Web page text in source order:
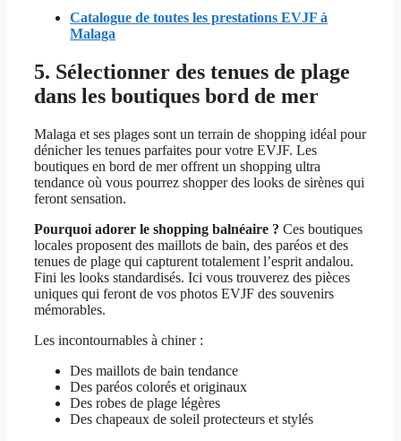
Catalogue de toutes les prestations EVJF à
Malaga
5. Sélectionner des tenues de plage
dans les boutiques bord de mer
Malaga et ses plages sont un terrain de shopping idéal pour
dénicher les tenues parfaites pour votre EVJF. Les
boutiques en bord de mer offrent un shopping ultra
tendance où vous pourrez shopper des looks de sirènes qui
feront sensation.
Pourquoi adorer le shopping balnéaire ? Ces boutiques
locales proposent des maillots de bain, des paréos et des
tenues de plage qui capturent totalement l’esprit andalou.
Fini les looks standardisés. Ici vous trouverez des pièces
uniques qui feront de vos photos EVJF des souvenirs
mémorables.
Les incontournables à chiner :
Des maillots de bain tendance
Des paréos colorés et originaux
Des robes de plage légères
Des chapeaux de soleil protecteurs et stylés